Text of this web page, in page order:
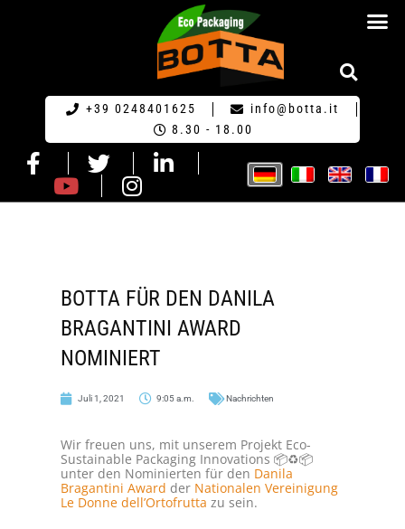
+39 0248401625
info@botta.it
8.30 - 18.00
BOTTA FÜR DEN DANILA
BRAGANTINI AWARD
NOMINIERT
Juli 1, 2021 9:05 a.m. Nachrichten
Wir freuen uns, mit unserem Projekt Eco-
Sustainable Packaging Innovations 📦♻️📦
unter den Nominierten für den Danila
Bragantini Award der Nationalen Vereinigung
Le Donne dell’Ortofrutta zu sein.